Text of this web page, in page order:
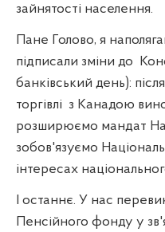
зайнятості населення.
Пане Голово, я
підписали зміни до
банківський день): після
торгівлі з Канадою
розширюємо мандат
зобов'язуємо
інтересах
І останнє. У нас
Пенсійного фонду у